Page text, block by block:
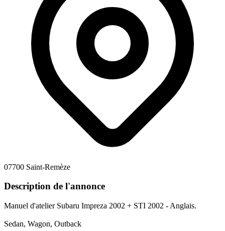
07700 Saint-Remèze
Description de l'annonce
Manuel d'atelier Subaru Impreza 2002 + STI 2002 - Anglais.
Sedan, Wagon, Outback